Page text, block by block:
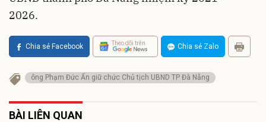
2026.
Chia sẻ Facebook Theo dõi trên Chia sẻ Zalo
ông Phạm Đức Ấn giữ chức Chủ tịch UBND TP Đà Nẵng
BÀI LIÊN QUAN